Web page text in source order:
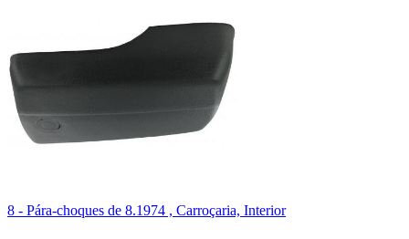
8 - Pára-choques de 8.1974 , Carroçaria, Interior